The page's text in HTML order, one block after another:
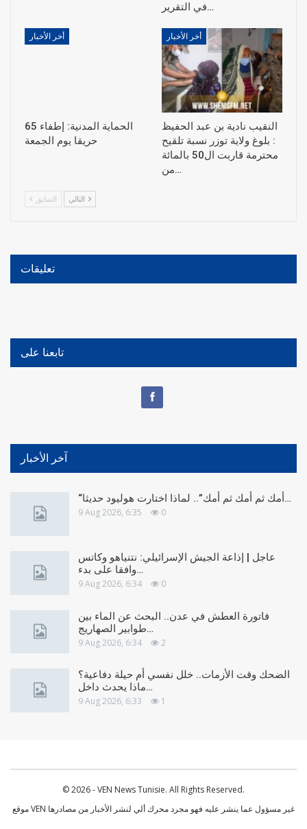
في التقرير…
أخر الأخبار
الحماية المدنية: إطفاء 65
حريقا يوم الجمعة
أخر الأخبار
النقيب نادية بن عبد الحفيظ
: بلوغ ولاية توزر نسبة تلقيح
محترمة قاربت ال50 بالمائة
من…
السابق
تعليقات
تابعنا على
آخر الأخبار
“أمك ثم أمك ثم أمك”.. لماذا اختارت هوليود حديثا…
9 Aug 2026, 6:35 0
عاجل | إذاعة الجيش الإسرائيلي: نتنياهو وكاتس
وافقا على بدء…
9 Aug 2026, 6:34 0
فاتورة العطش في عدن.. البحث عن الماء بين
طوابير الصهاريج…
9 Aug 2026, 6:34 2
الضحك وقت الأزمات.. خلل نفسي أم حيلة دفاعية؟
ماذا يحدث داخل…
9 Aug 2026, 6:33 1
© 2026 - VEN News Tunisie. All Rights Reserved.
موقع VEN غير مسؤول عما ينشر عليه فهو مجرد محرك ألي لنشر الأخبار من مصادرها